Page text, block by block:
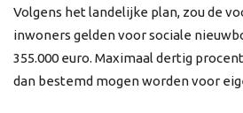
Volgens het landelijke plan, zou de
inwoners gelden voor sociale
355.000 euro. Maximaal dertig
dan bestemd mogen worden voor